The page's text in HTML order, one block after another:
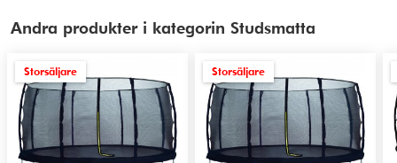
Andra produkter i kategorin Studsmatta
Storsäljare Storsäljare